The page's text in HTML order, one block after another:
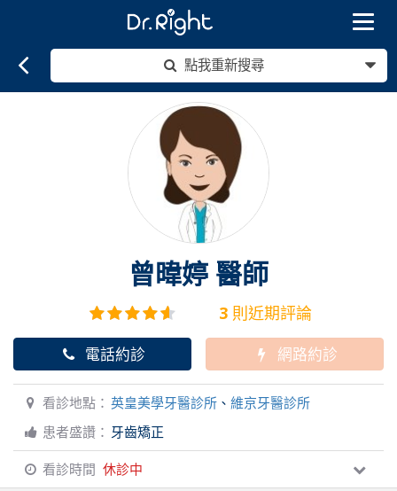
Toggle
點我重新搜尋
曾暐婷 醫師
3則近期評論
電話約診 網路約診
看診地點： 英皇美學牙醫診所 、 維京牙醫診所
患者盛讚： 牙齒矯正
看診時間 休診中